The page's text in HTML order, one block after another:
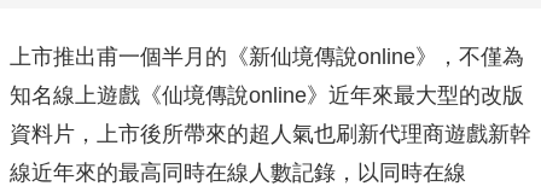
上市推出甫一個半月的《新仙境傳說online》，不僅為
知名線上遊戲《仙境傳說online》近年來最大型的改版
資料片，上市後所帶來的超人氣也刷新代理商遊戲新幹
線近年來的最高同時在線人數記錄，以同時在線